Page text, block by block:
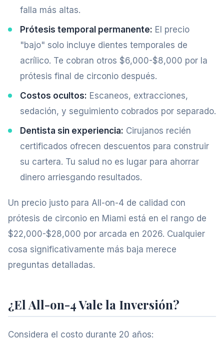
falla más altas.
Prótesis temporal permanente: El precio
"bajo" solo incluye dientes temporales de
acrílico. Te cobran otros $6,000-$8,000 por la
prótesis final de circonio después.
Costos ocultos: Escaneos, extracciones,
sedación, y seguimiento cobrados por separado.
Dentista sin experiencia: Cirujanos recién
certificados ofrecen descuentos para construir
su cartera. Tu salud no es lugar para ahorrar
dinero arriesgando resultados.
Un precio justo para All-on-4 de calidad con
prótesis de circonio en Miami está en el rango de
$22,000-$28,000 por arcada en 2026. Cualquier
cosa significativamente más baja merece
preguntas detalladas.
¿El All-on-4 Vale la Inversión?
Considera el costo durante 20 años: